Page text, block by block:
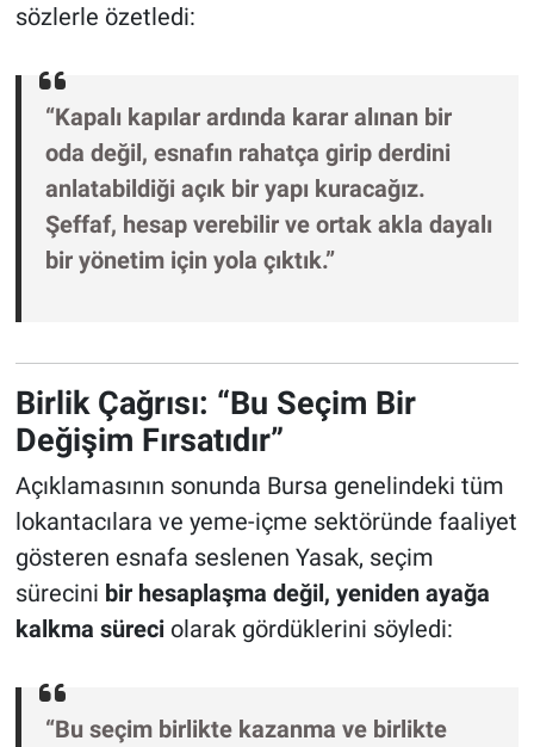
sözlerle özetledi:
“Kapalı kapılar ardında karar alınan bir
oda değil, esnafın rahatça girip derdini
anlatabildiği açık bir yapı kuracağız.
Şeffaf, hesap verebilir ve ortak akla dayalı
bir yönetim için yola çıktık.”
Birlik Çağrısı: “Bu Seçim Bir
Değişim Fırsatıdır”
Açıklamasının sonunda Bursa genelindeki tüm
lokantacılara ve yeme-içme sektöründe faaliyet
gösteren esnafa seslenen Yasak, seçim
sürecini bir hesaplaşma değil, yeniden ayağa
kalkma süreciolarak gördüklerini söyledi:
“Bu seçim birlikte kazanma ve birlikte